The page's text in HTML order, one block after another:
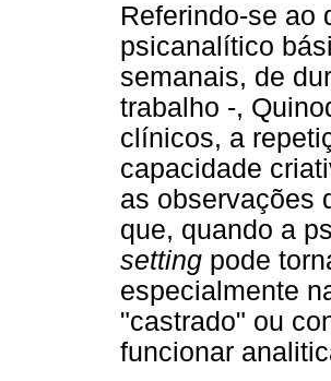
Referindo-se ao
psicanalítico
semanais, de
trabalho -,
clínicos, a
capacidade
as observações
que, quando a
setting pode
especialmente
"castrado" ou
funcionar